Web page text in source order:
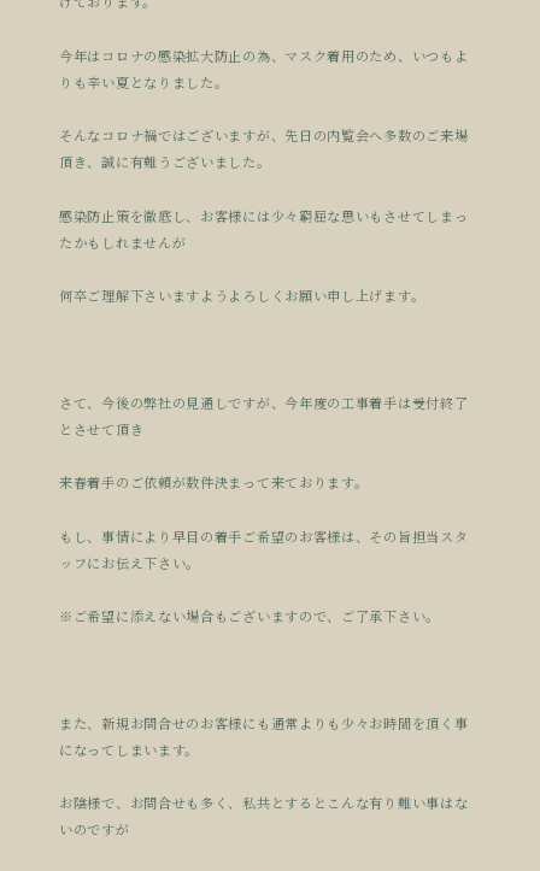
今年はコロナの感染拡大防止の為、マスク着用のため、いつもよ
りも辛い夏となりました。
そんなコロナ禍ではございますが、先日の内覧会へ多数のご来場
頂き、誠に有難うございました。
感染防止策を徹底し、お客様には少々窮屈な思いもさせてしまっ
たかもしれませんが
何卒ご理解下さいますようよろしくお願い申し上げます。
さて、今後の弊社の見通しですが、今年度の工事着手は受付終了
とさせて頂き
来春着手のご依頼が数件決まって来ております。
もし、事情により早目の着手ご希望のお客様は、その旨担当スタ
ッフにお伝え下さい。
※ご希望に添えない場合もございますので、ご了承下さい。
また、新規お問合せのお客様にも通常よりも少々お時間を頂く事
になってしまいます。
お陰様で、お問合せも多く、私共とするとこんな有り難い事はな
いのですが